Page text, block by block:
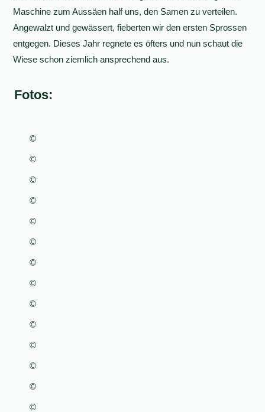
Maschine zum Aussäen half uns, den Samen zu verteilen.
Angewalzt und gewässert, fieberten wir den ersten Sprossen
entgegen. Dieses Jahr regnete es öfters und nun schaut die
Wiese schon ziemlich ansprechend aus.
Fotos:
©
©
©
©
©
©
©
©
©
©
©
©
©
©